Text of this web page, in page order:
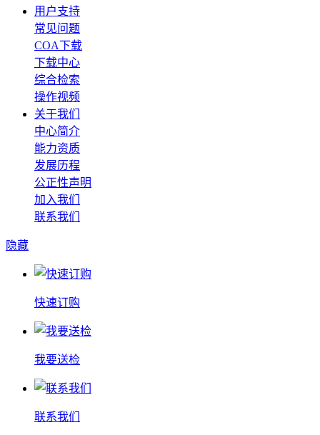
用户支持
常见问题
COA下载
下载中心
综合检索
操作视频
关于我们
中心简介
能力资质
发展历程
公正性声明
加入我们
联系我们
隐藏
快速订购
我要送检
联系我们